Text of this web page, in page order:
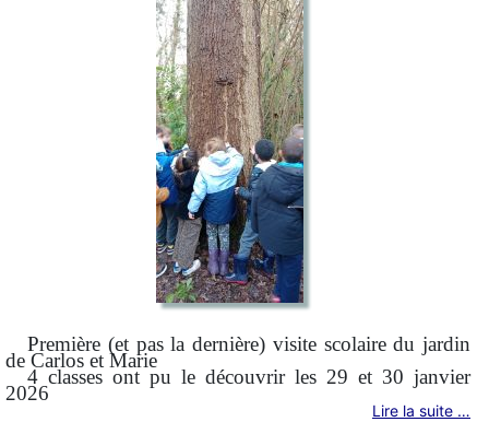
Première (et pas la dernière) visite scolaire du jardin
de Carlos et Marie
4 classes ont pu le découvrir les 29 et 30 janvier
2026
Lire la suite …